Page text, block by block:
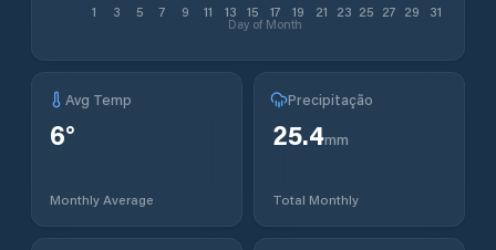
1 3 5 7 9 11 13 15 17 19 21 23 25 27 29 31
Day of Month
Avg Temp
6°
Monthly Average
Precipitação
25.4mm
Total Monthly